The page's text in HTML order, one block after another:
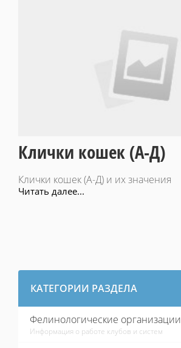
Клички кошек (А-Д)
Клички кошек (А-Д) и их значения
Читать далее...
КАТЕГОРИИ РАЗДЕЛА
Фелинологические организации
Информация о работе клубов и систем